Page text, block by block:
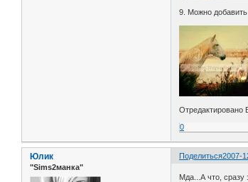
9. Можно добавить
Отредактировано
0
Поделиться2007-
Юлик
"Sims2манка"
Мда...А что, сразу